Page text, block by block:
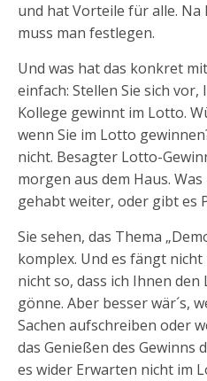
und hat Vorteile für alle. Na
muss man festlegen.
Und was hat das konkret
einfach: Stellen Sie sich
Kollege gewinnt im Lotto.
wenn Sie im Lotto
nicht. Besagter Lotto-
morgen aus dem Haus.
gehabt weiter, oder gibt es
Sie sehen, das Thema
komplex. Und es fängt
nicht so, dass ich Ihnen
gönne. Aber besser wär´s,
Sachen aufschreiben oder
das Genießen des Gewinns
es wider Erwarten nicht im